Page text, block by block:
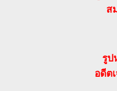
ส
รูป
อดีต